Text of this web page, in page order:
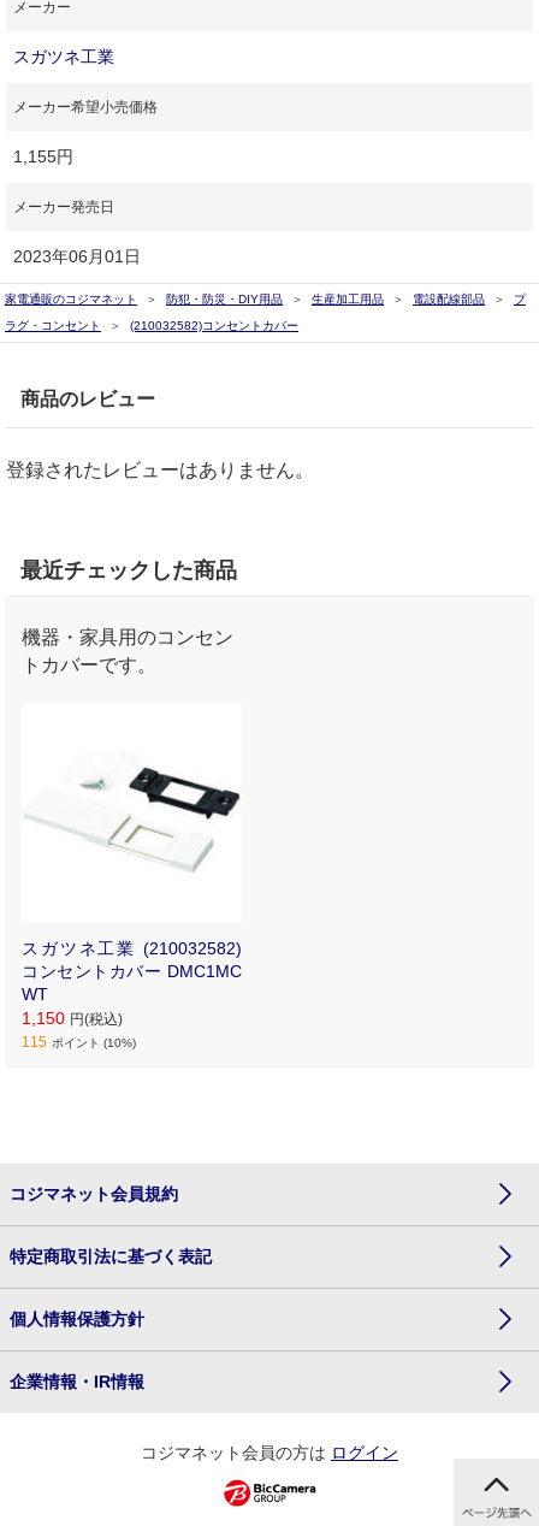
メーカー
スガツネ工業
メーカー希望小売価格
1,155円
メーカー発売日
2023年06月01日
家電通販のコジマネット 防犯・防災・DIY用品 生産加工用品 電設配線部品
プ
ラグ・コンセント
(210032582)コンセントカバー
商品のレビュー
登録されたレビューはありません。
最近チェックした商品
機器・家具用のコンセン
トカバーです。
スガツネ工業 (210032582)
コンセントカバー DMC1MC
WT
1,150 円(税込)
115 ポイント (10%)
コジマネット会員規約
特定商取引法に基づく表記
個人情報保護方針
企業情報・IR情報
コジマネット会員の方は ログイン